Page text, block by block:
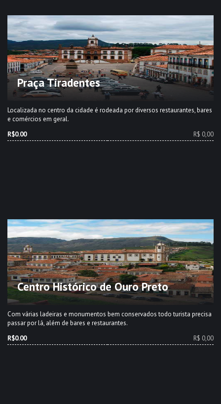
Praça Tiradentes
Localizada no centro da cidade é rodeada por diversos restaurantes, bares
e comércios em geral.
R$0.00
R$ 0,00
Centro Histórico de Ouro Preto
Com várias ladeiras e monumentos bem conservados todo turista precisa
passar por lá, além de bares e restaurantes.
R$0.00
R$ 0,00